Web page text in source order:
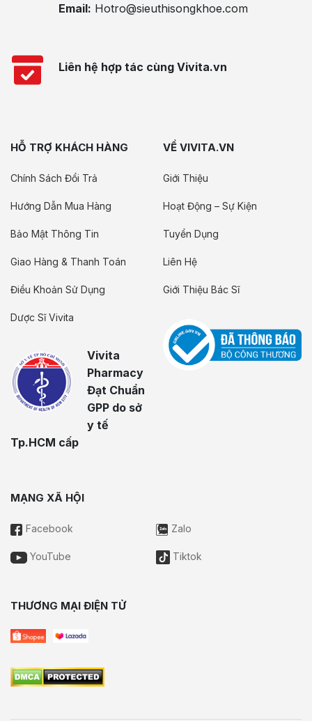
Email: Hotro@sieuthisongkhoe.com
Liên hệ hợp tác cùng Vivita.vn
HỖ TRỢ KHÁCH HÀNG
Chính Sách Đổi Trả
Hướng Dẫn Mua Hàng
Bảo Mật Thông Tin
Giao Hàng & Thanh Toán
Điều Khoản Sử Dụng
Dược Sĩ Vivita
Vivita
Pharmacy
Đạt Chuẩn
GPP do sở
y tế
Tp.HCM cấp
VỀ VIVITA.VN
Giới Thiệu
Hoạt Động – Sự Kiện
Tuyển Dụng
Liên Hệ
Giới Thiệu Bác Sĩ
MẠNG XÃ HỘI
Facebook Zalo
YouTube Tiktok
THƯƠNG MẠI ĐIỆN TỬ